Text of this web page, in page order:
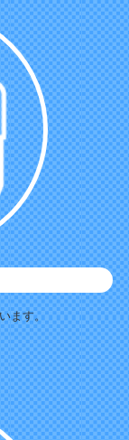
ます。